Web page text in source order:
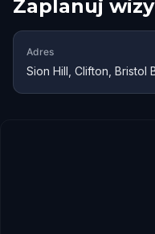
Zaplanuj
Adres
Sion Hill, Clifton, Bristol